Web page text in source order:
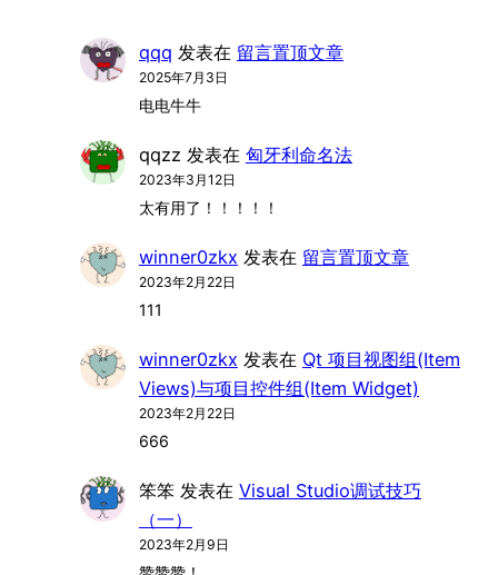
qqq 发表在 留言置顶文章
2025年7月3日
电电牛牛
qqzz 发表在 匈牙利命名法
2023年3月12日
太有用了！！！！！
winner0zkx 发表在 留言置顶文章
2023年2月22日
111
winner0zkx 发表在 Qt 项目视图组(Item
Views)与项目控件组(Item Widget)
2023年2月22日
666
笨笨发表在 Visual Studio调试技巧
（一）
2023年2月9日